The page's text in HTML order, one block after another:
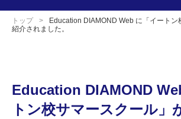
トップ
Education DIAMOND Web に「イート
紹介されました。
Education DIAMOND
トン校サマースクール」